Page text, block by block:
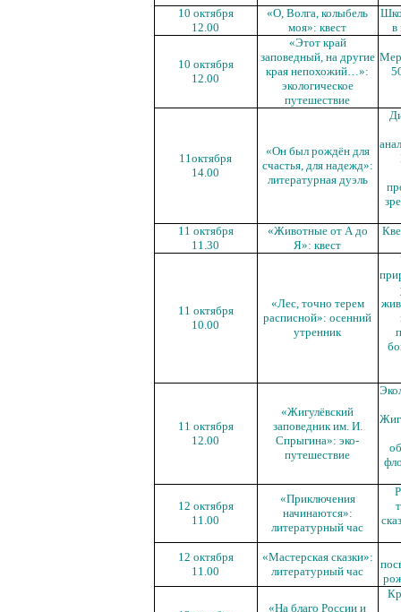
10 октября
12.00
«О, Волга, колыбель
моя»: квест
в
10 октября
12.00
«Этот край
заповедный, на другие
края непохожий…»:
экологическое
путешествие
11октября
14.00
«Он был рождён для
счастья, для надежд»:
литературная дуэль
11 октября
11.30
«Животные от А до
Я»: квест
11 октября
10.00
«Лес, точно терем
расписной»: осенний
утренник
11 октября
12.00
«Жигулёвский
заповедник им. И.
Спрыгина»: эко-
путешествие
12 октября
11.00
«Приключения
начинаются»:
литературный час
12 октября
11.00
«Мастерская сказки»:
литературный час
«На благо России и